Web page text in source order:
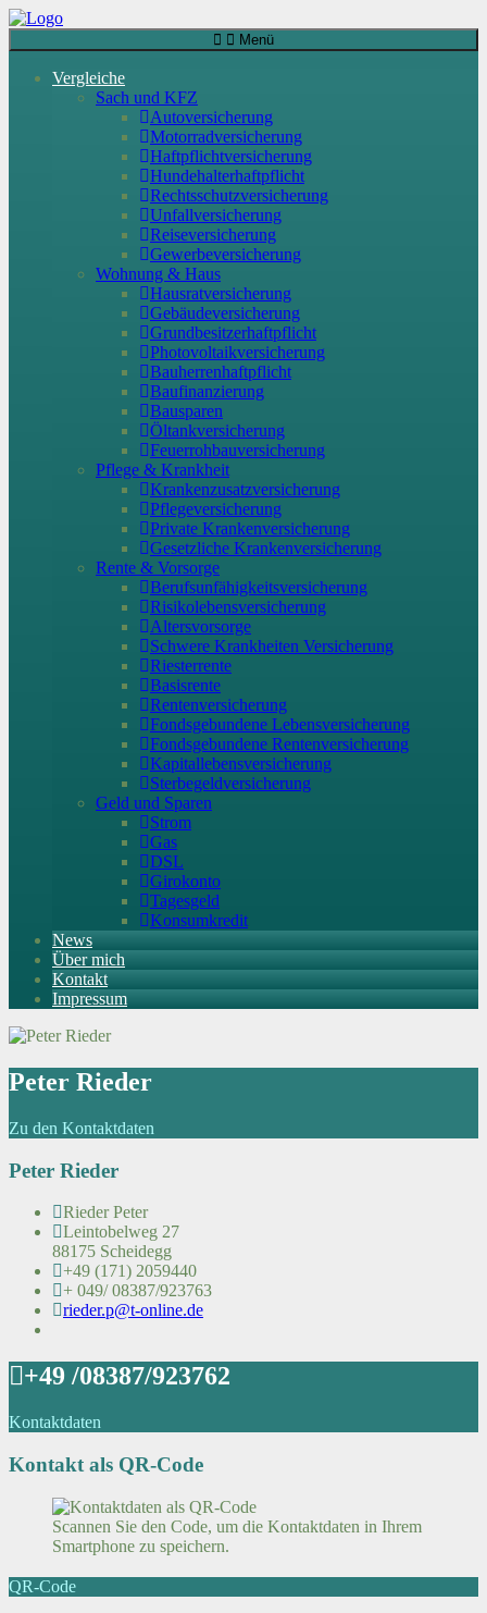
Menü
Vergleiche
Sach und KFZ
Autoversicherung
Motorradversicherung
Haftpflichtversicherung
Hundehalterhaftpflicht
Rechtsschutzversicherung
Unfallversicherung
Reiseversicherung
Gewerbeversicherung
Wohnung & Haus
Hausratversicherung
Gebäudeversicherung
Grundbesitzerhaftpflicht
Photovoltaikversicherung
Bauherrenhaftpflicht
Baufinanzierung
Bausparen
Öltankversicherung
Feuerrohbauversicherung
Pflege & Krankheit
Krankenzusatzversicherung
Pflegeversicherung
Private Krankenversicherung
Gesetzliche Krankenversicherung
Rente & Vorsorge
Berufs­unfähigkeitsversicherung
Risikolebensversicherung
Altersvorsorge
Schwere Krankheiten Versicherung
Riesterrente
Basisrente
Rentenversicherung
Fondsgebundene Lebensversicherung
Fondsgebundene Rentenversicherung
Kapitallebensversicherung
Sterbegeldversicherung
Geld und Sparen
Strom
Gas
DSL
Girokonto
Tagesgeld
Konsumkredit
News
Über mich
Kontakt
Impressum
Peter Rieder
Zu den Kontaktdaten
Peter Rieder
Rieder Peter
Leintobelweg 27
88175 Scheidegg
+49 (171) 2059440
+ 049/ 08387/923763
rieder.p@t-online.de
+49 /08387/923762
Kontaktdaten
Kontakt als QR-Code
Scannen Sie den Code, um die Kontaktdaten in Ihrem
Smartphone zu speichern.
QR-Code